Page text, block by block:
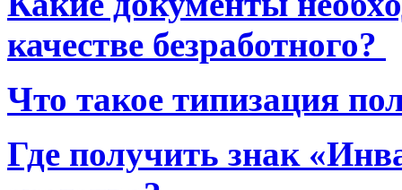
качестве безработного?
Что такое типизация
Где получить знак